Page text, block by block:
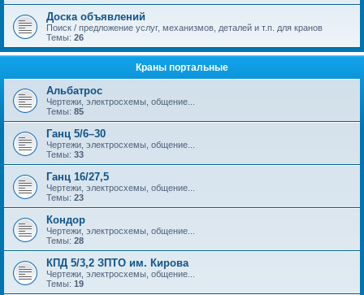
Доска объявлений
Поиск / предложение услуг, механизмов, деталей и т.п. для кранов
Темы: 26
Краны портальные
Альбатрос
Чертежи, электросхемы, общение...
Темы: 85
Ганц 5/6–30
Чертежи, электросхемы, общение...
Темы: 33
Ганц 16/27,5
Чертежи, электросхемы, общение...
Темы: 23
Кондор
Чертежи, электросхемы, общение...
Темы: 28
КПД 5/3,2 ЗПТО им. Кирова
Чертежи, электросхемы, общение...
Темы: 19